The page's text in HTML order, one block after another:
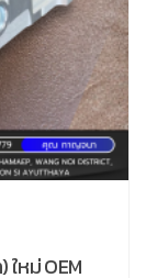
ใหม่ OEM